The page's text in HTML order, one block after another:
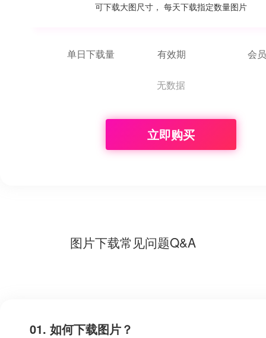
可下载大图尺寸， 每天下载指定数量图片
单日下载量 有效期 会
无数据
立即购买
图片下载常见问题Q&A
01. 如何下载图片？